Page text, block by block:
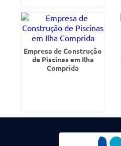
Empresa de Construção
de Piscinas em Ilha
Comprida